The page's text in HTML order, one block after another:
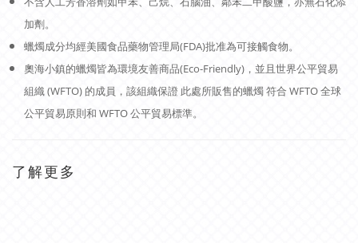
加劑。
蠟燭成分均經美國食品藥物管理局(FDA)批准為可接觸食物。
奧海小鎮的蠟燭皆為環境友善商品(Eco-Friendly)，並且世界公平貿易
組織 (WFTO) 的成員，該組織保證 此處所販售的蠟燭 符合 WFTO 全球
公平貿易原則和 WFTO 公平貿易標準。
了解更多